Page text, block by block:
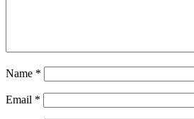
Name *
Email *